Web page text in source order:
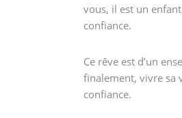
vous, il est un
confiance.
Ce rêve est d’un
finalement, vivre sa
confiance.